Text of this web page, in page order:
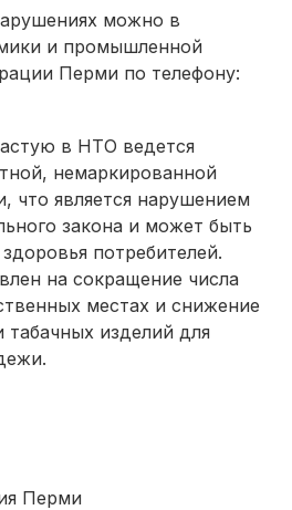
можно в
и промышленной
Перми по телефону:
в НТО ведется
немаркированной
что является нарушением
закона и может быть
потребителей.
на сокращение числа
местах и снижение
табачных изделий для
Перми